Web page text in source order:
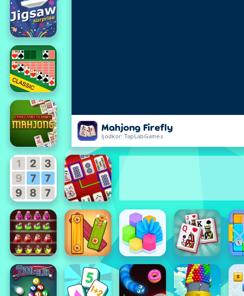
Mahjong Firefly
Ijodkor: TapLabGames